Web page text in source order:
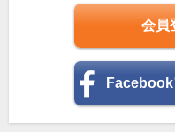
会員